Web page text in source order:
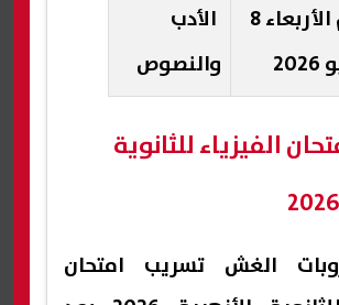
يوم الأربعاء 8
الأدب
والنصوص
الفيزياء للثانوية
الغش تسريب امتحان